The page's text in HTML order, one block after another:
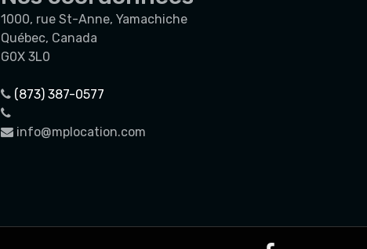
1000, rue St-Anne, Yamachiche
Québec, Canada
G0X 3L0
(873) 387-0577
info@mplocation.com